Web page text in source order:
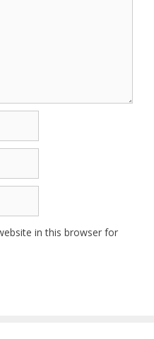
in this browser for